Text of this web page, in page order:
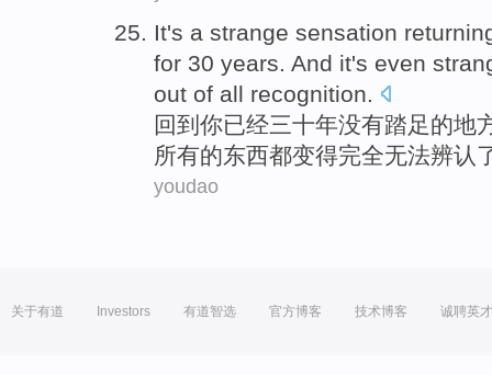
It's a strange sensation
for 30 years. And it's even
out of all recognition.
回到 你已经三十年没有踏足的地
所有的东西都变得完全无法辨认
youdao
关于有道 Investors 有道智选 官方博客 技术博客 诚聘英才